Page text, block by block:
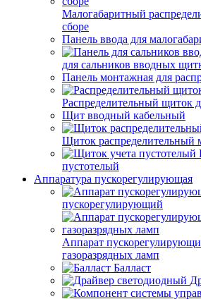
Малогабаритный
сборе
Панель ввода для
для сальников вводных
Панель монтажная для
Распределительный щиток
Щит вводный кабельный
Щиток распределительный
пустотелый
Аппаратура пускорегулирующая
пускорегулирующий
Аппарат
газоразрядных ламп
Балласт